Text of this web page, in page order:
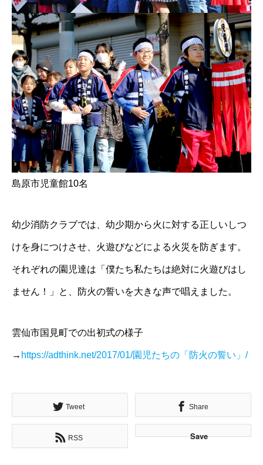
島原市児童館10名
幼少消防クラブでは、幼少期から火に対する正しいしつ
けを身につけさせ、火遊びなどによる火災を防ぎます。
それぞれの園児達は「僕たち私たちは絶対に火遊びはし
ません！」と、防火の誓いを大きな声で唱えました。
雲仙市国見町での出初式の様子
→ https://adthink.net/2017/01/園児たちの「防火の誓い」/
Tweet Share
RSS Save